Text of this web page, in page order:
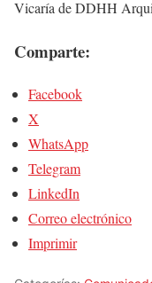
Vicaría de DDHH
Comparte:
Facebook
X
WhatsApp
Telegram
LinkedIn
Correo electrónico
Imprimir